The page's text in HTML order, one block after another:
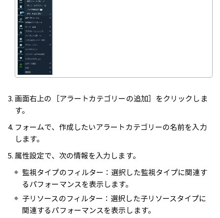
画面右上の［アラートカテゴリーの追加］をクリックしま
す。
フォームで、作成したいアラートカテゴリーの名前を入力
します。
属性設定で、次の情報を入力します。
監視タイプのフィルター：選択した監視タイプに関連す
るパフォーマンスを表示します。
子リソースのフィルター：選択した子リソースタイプに
関連するパフォーマンスを表示します。